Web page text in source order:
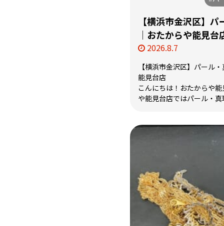
【横浜市金沢区】
｜おたからや能見台
2026.8.7
【横浜市金沢区】パール
能見台店
こんにちは！おたからや
や能見台店ではパール・